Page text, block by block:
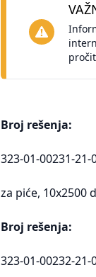
Broj rešenja:
323-01-00231-
za piće, 10x2500
Broj rešenja:
323-01-00232-